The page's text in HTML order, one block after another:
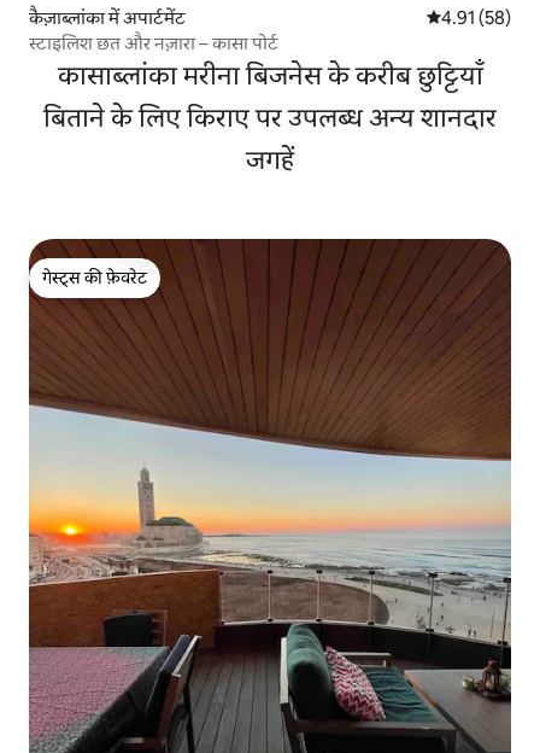
कैज़ाब्लांका में अपार्टमेंट औसत रेटिंग 5 में
4.91 (58)
स्टाइलिश छत और नज़ारा – कासा पोर्ट
कासाब्लांका मरीना बिजनेस के करीब छुट्टियाँ
बिताने के लिए किराए पर उपलब्ध अन्य शानदार
जगहें
गेस्ट्स की फ़ेवरेट
गेस्ट्स की फ़ेवरेट